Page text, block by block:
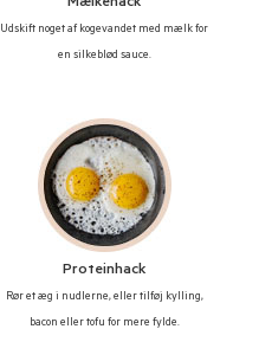
Mælkehack
Udskift noget af kogevandet med mælk for
en silkeblød sauce.
Proteinhack
Rør et æg i nudlerne, eller tilføj kylling,
bacon eller tofu for mere fylde.